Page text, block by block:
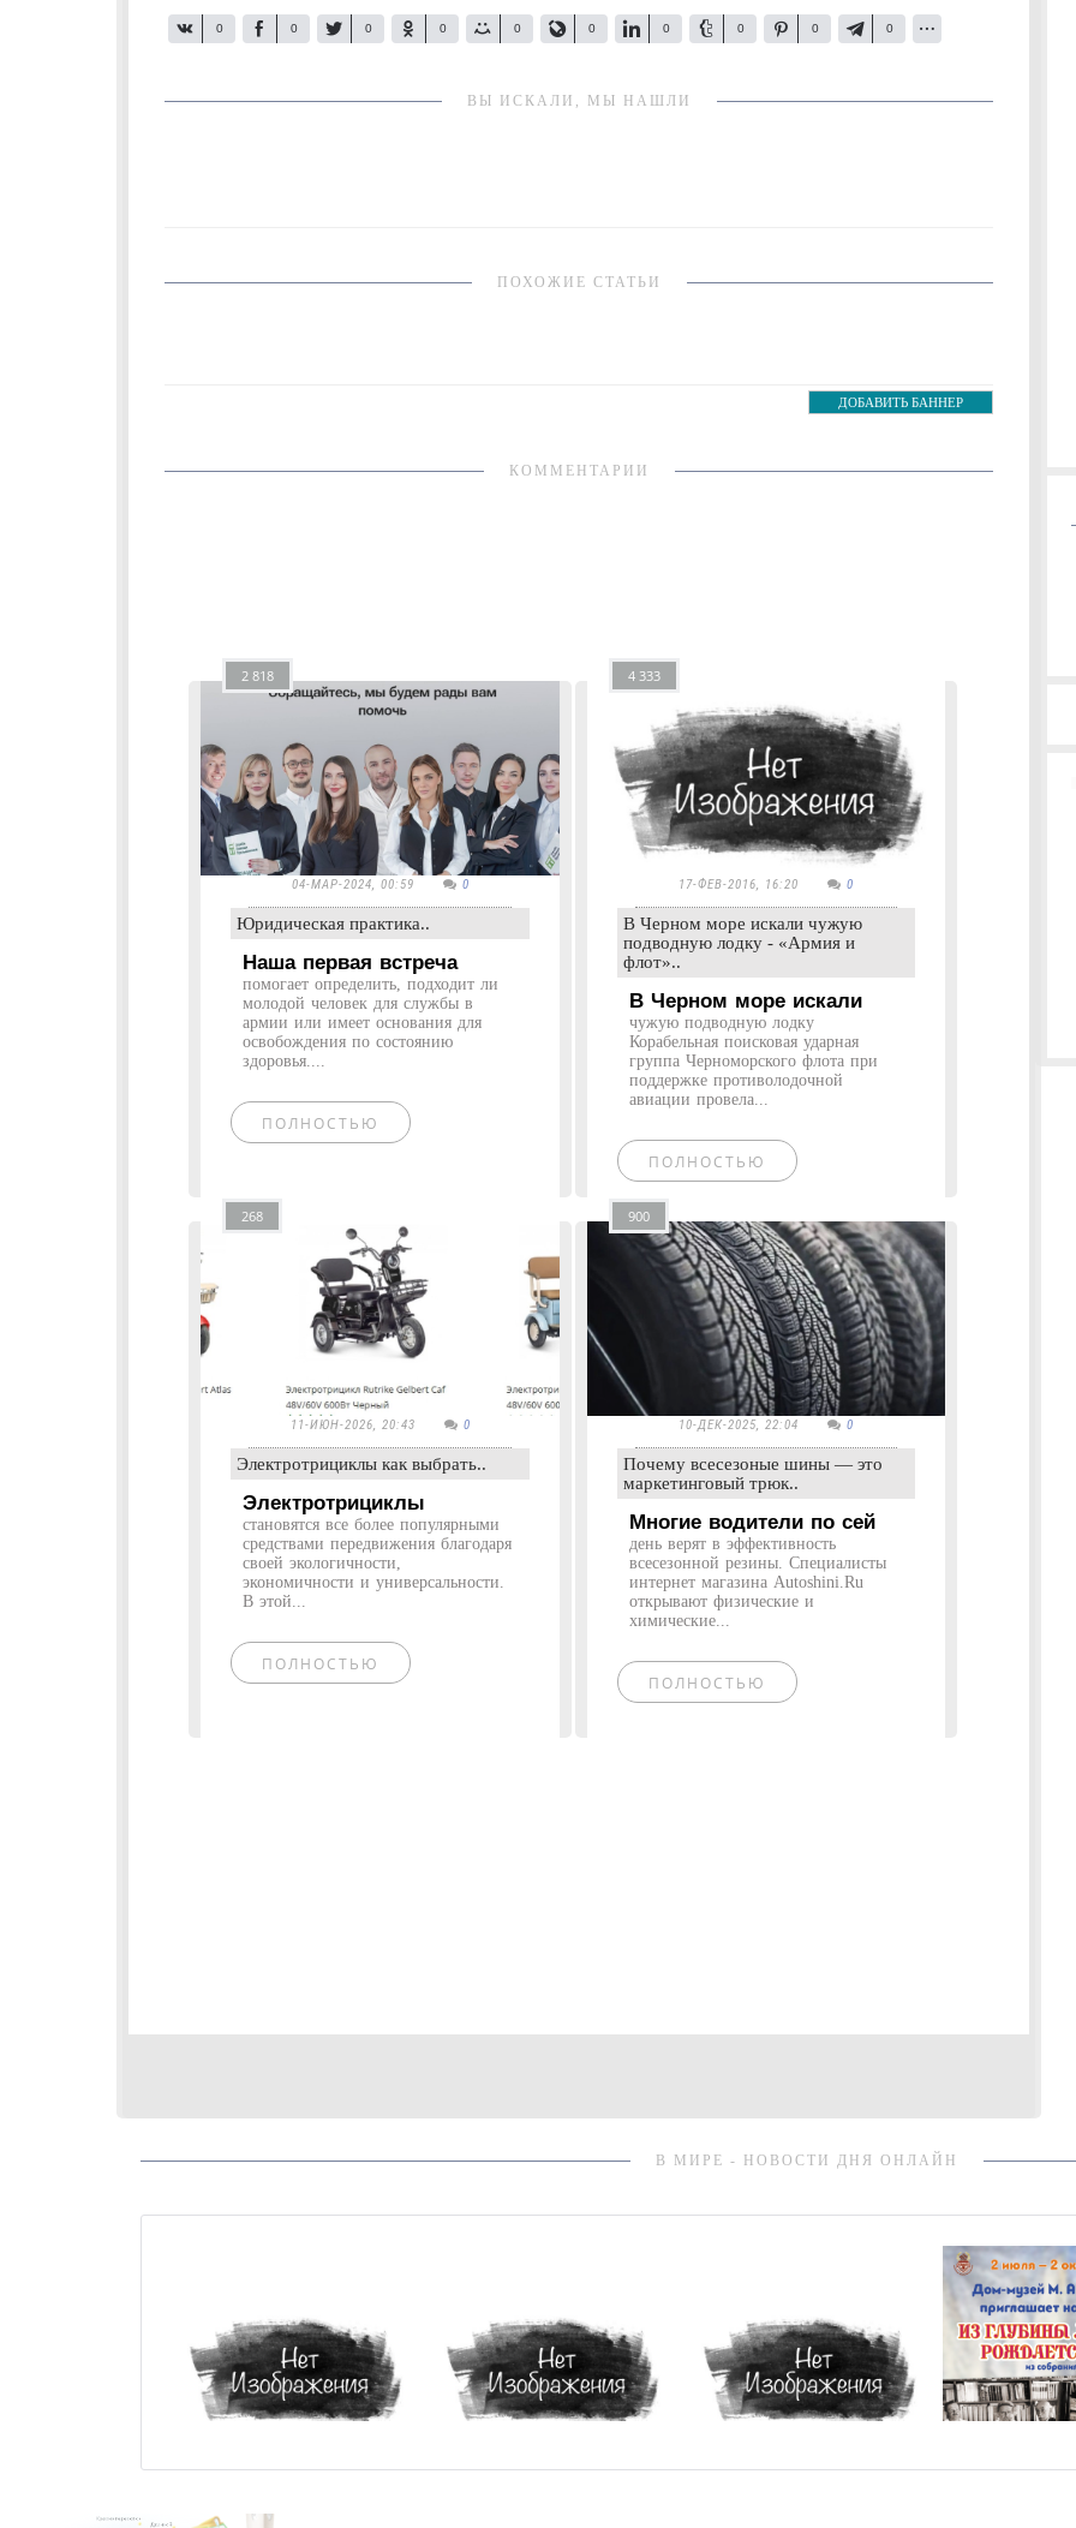
0 0 0 0 0 0 0 0 0 0
ВЫ ИСКАЛИ, МЫ НАШЛИ
ПОХОЖИЕ СТАТЬИ
ДОБАВИТЬ БАННЕР
КОММЕНТАРИИ
2 818
04-МАР-2024, 00:59 0
Юридическая практика..
Наша первая встреча
помогает определить, подходит ли
молодой человек для службы в
армии или имеет основания для
освобождения по состоянию
здоровья....
ПОЛНОСТЬЮ
4 333
17-ФЕВ-2016, 16:20 0
В Черном море искали чужую
подводную лодку - «Армия и
флот»..
В Черном море искали
чужую подводную лодку
Корабельная поисковая ударная
группа Черноморского флота при
поддержке противолодочной
авиации провела...
ПОЛНОСТЬЮ
268
11-ИЮН-2026, 20:43 0
Электротрициклы как выбрать..
Электротрициклы
становятся все более популярными
средствами передвижения благодаря
своей экологичности,
экономичности и универсальности.
В этой...
ПОЛНОСТЬЮ
900
10-ДЕК-2025, 22:04 0
Почему всесезоные шины — это
маркетинговый трюк..
Многие водители по сей
день верят в эффективность
всесезонной резины. Специалисты
интернет магазина Autoshini.Ru
открывают физические и
химические...
ПОЛНОСТЬЮ
В МИРЕ - НОВОСТИ ДНЯ ОНЛАЙН